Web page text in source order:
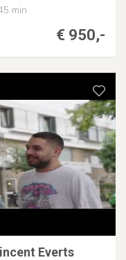
min
€ 950,-
Everts